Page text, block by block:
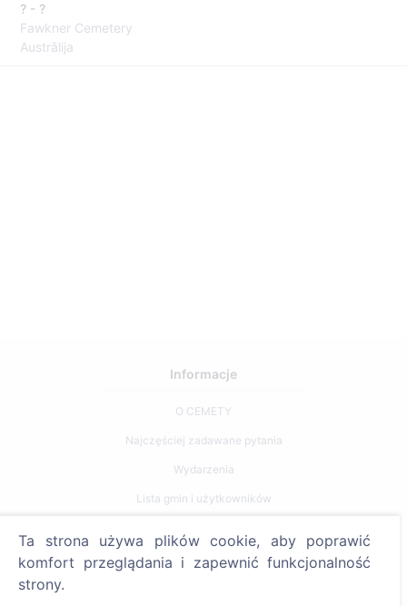
? - ?
Fawkner Cemetery
Austrālija
Informacje
O CEMETY
Najczęściej zadawane pytania
Wydarzenia
Lista gmin i użytkowników
Polityka płatności
Ta strona używa plików cookie, aby poprawić
komfort przeglądania i zapewnić funkcjonalność
strony.